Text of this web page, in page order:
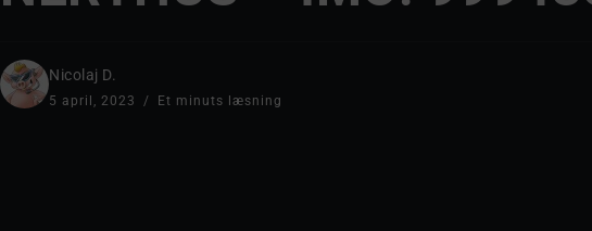
Nicolaj D.
5 april, 2023 Et minuts læsning